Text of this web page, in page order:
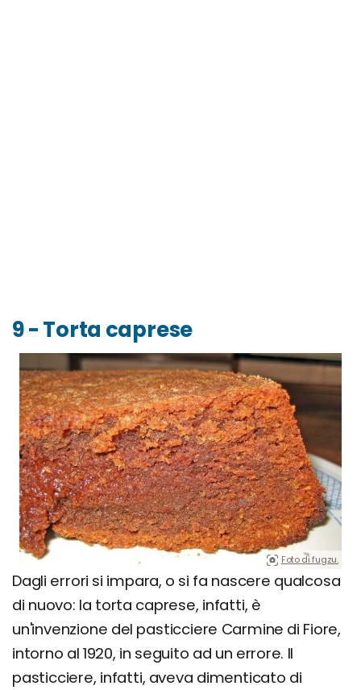
9 - Torta caprese
Foto di fugzu.
Dagli errori si impara, o si fa nascere qualcosa
di nuovo: la torta caprese, infatti, è
un'invenzione del pasticciere Carmine di Fiore,
intorno al 1920, in seguito ad un errore. Il
pasticciere, infatti, aveva dimenticato di